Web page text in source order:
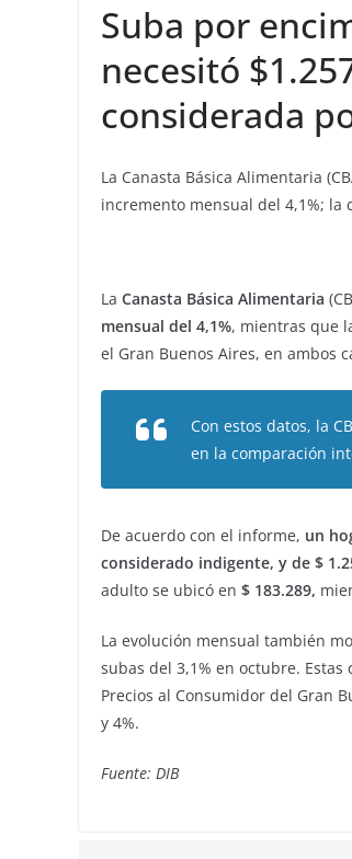
Suba por
necesitó
considerada
La Canasta Básica Alimentaria
incremento mensual del 4,1%; la
La Canasta Básica Alimentaria
mensual del 4,1%, mientras que
el Gran Buenos Aires, en ambos
Con estos datos, la
en la comparación
De acuerdo con el informe, un
considerado indigente, y de $
adulto se ubicó en $ 183.289,
La evolución mensual también
subas del 3,1% en octubre.
Precios al Consumidor del Gran
y 4%.
Fuente: DIB